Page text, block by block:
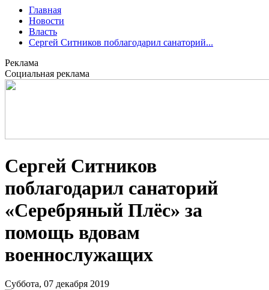
Главная
Новости
Власть
Сергей Ситников поблагодарил санаторий...
Реклама
Социальная реклама
Сергей Ситников
поблагодарил санаторий
«Серебряный Плёс» за
помощь вдовам
военнослужащих
Суббота, 07 декабря 2019